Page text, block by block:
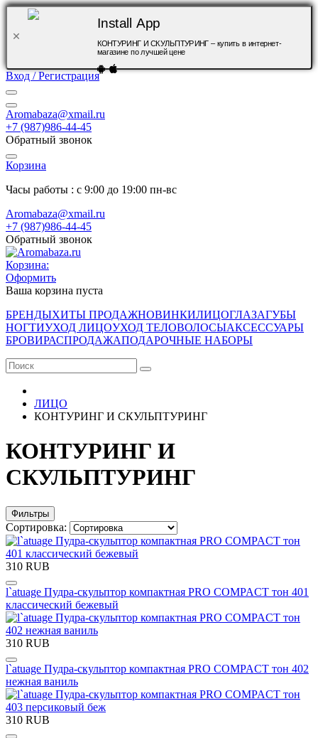
Install App
КОНТУРИНГ И СКУЛЬПТУРИНГ – купить в интернет-
магазине по лучшей цене
Вход / Регистрация
Aromabaza@xmail.ru
+7 (987)986-44-45
Обратный звонок
Корзина
Часы работы : с 9:00 до 19:00 пн-вс
Aromabaza@xmail.ru
+7 (987)986-44-45
Обратный звонок
Корзина:
Оформить
Ваша корзина пуста
БРЕНДЫХИТЫ ПРОДАЖНОВИНКИЛИЦОГЛАЗАГУБЫ
НОГТИУХОД ЛИЦОУХОД ТЕЛОВОЛОСЫАКСЕССУАРЫ
БРОВИРАСПРОДАЖАПОДАРОЧНЫЕ НАБОРЫ
ЛИЦО
КОНТУРИНГ И СКУЛЬПТУРИНГ
КОНТУРИНГ И
СКУЛЬПТУРИНГ
Фильтры
Сортировка:
310 RUB
l`atuage Пудра-скульптор компактная PRO COMPACT тон 401
классический бежевый
310 RUB
l`atuage Пудра-скульптор компактная PRO COMPACT тон 402
нежная ваниль
310 RUB